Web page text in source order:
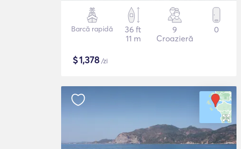
Barcă rapidă
36 ft
11 m
9
Croazieră
0
$1,378/zi